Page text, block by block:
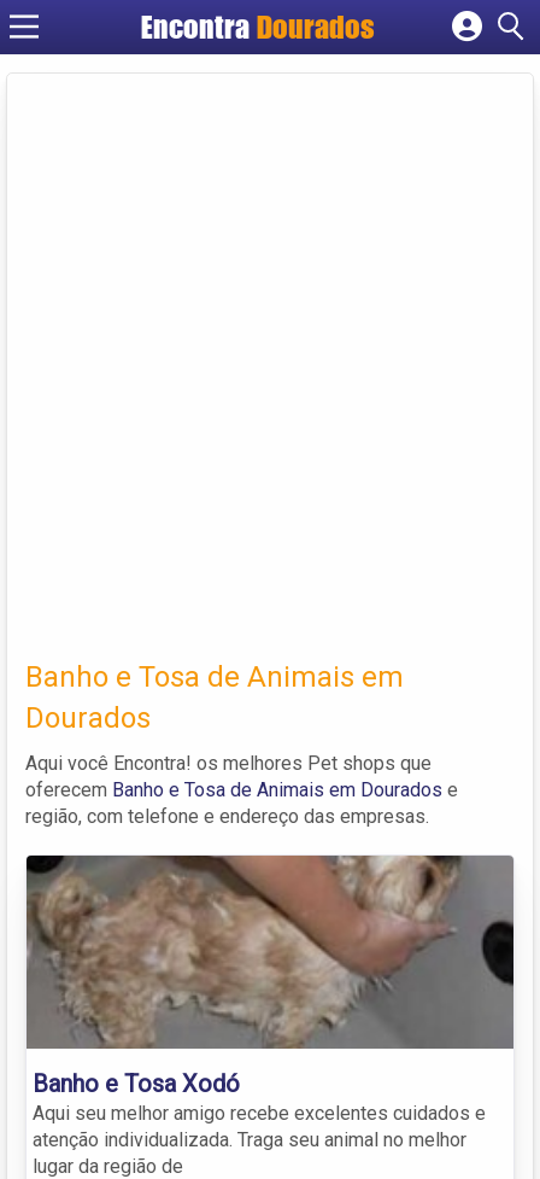
EncontraDourados
Cadastrar empresa
Banho e Tosa de Animais em
Dourados
Aqui você Encontra! os melhores Pet shops que
oferecem Banho e Tosa de Animais em Dourados e
região, com telefone e endereço das empresas.
Banho e Tosa Xodó
Aqui seu melhor amigo recebe excelentes cuidados e
atenção individualizada. Traga seu animal no melhor
lugar da região de